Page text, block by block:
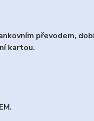
převodem,
kartou.